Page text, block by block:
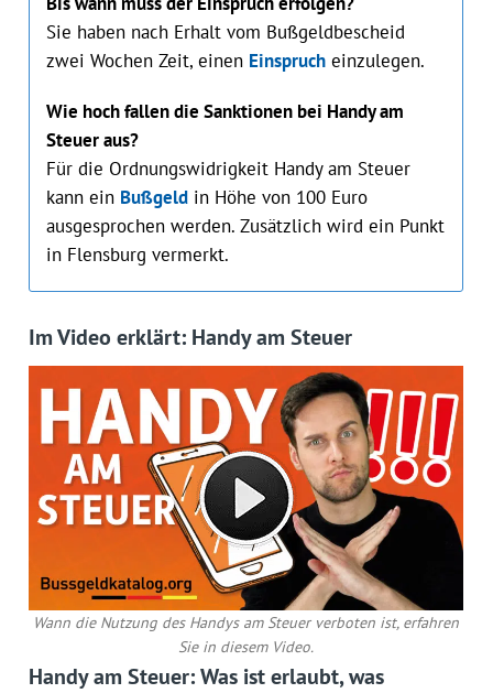
Sie haben nach Erhalt vom Bußgeldbescheid
zwei Wochen Zeit, einen Einsprucheinzulegen.
Wie hoch fallen die Sanktionen bei Handy am
Steuer aus?
Für die Ordnungswidrigkeit Handy am Steuer
kann ein Bußgeldin Höhe von 100 Euro
ausgesprochen werden. Zusätzlich wird ein Punkt
in Flensburg vermerkt.
Im Video erklärt: Handy am Steuer
Wann die Nutzung des Handys am Steuer verboten ist, erfahren
Sie in diesem Video.
Handy am Steuer: Was ist erlaubt, was